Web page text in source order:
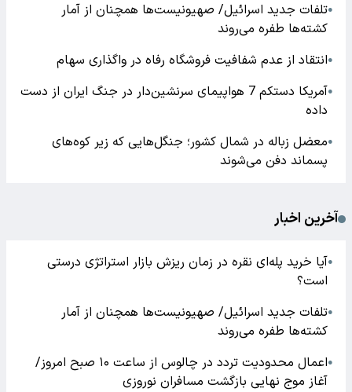
●تلفات جدید اسرائیل/ صهیونیست‌ها همچنان از آمار
کشته‌ها طفره می‌روند
●انتقاد از عدم شفافیت فروشگاه رفاه در واگذاری سهام
●
آمریکا دستکم 7 هواپیمای سرنشین‌دار در جنگ ایران از دست
داده
●معضل زباله در شمال کشور؛ جنگل‌هایی که زیر کوه‌های
پسماند دفن می‌شوند
آخرین اخبار
●آیا خرید پله‌ای نقره در زمان ریزش بازار استراتژی درستی
است؟
●تلفات جدید اسرائیل/ صهیونیست‌ها همچنان از آمار
کشته‌ها طفره می‌روند
●
اعمال محدودیت تردد در چالوس از ساعت ۱۰ صبح امروز/
آغاز موج نهایی بازگشت مسافران نوروزی